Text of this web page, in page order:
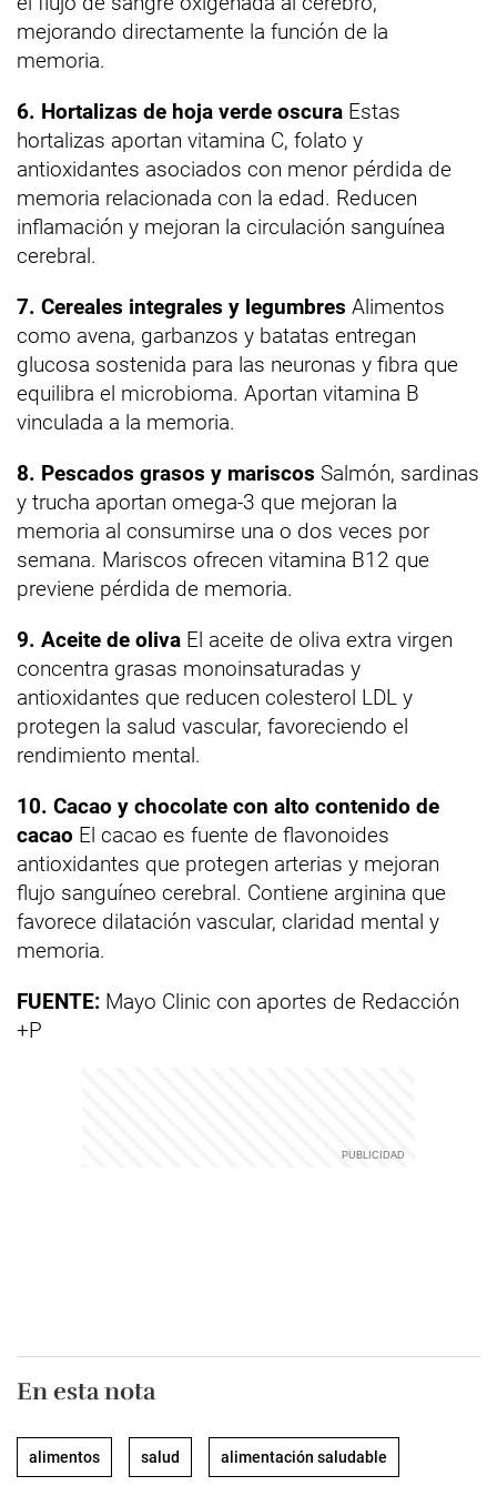
mejorando directamente la función de la
memoria.
6. Hortalizas de hoja verde oscura Estas
hortalizas aportan vitamina C, folato y
antioxidantes asociados con menor pérdida de
memoria relacionada con la edad. Reducen
inflamación y mejoran la circulación sanguínea
cerebral.
7. Cereales integrales y legumbres Alimentos
como avena, garbanzos y batatas entregan
glucosa sostenida para las neuronas y fibra que
equilibra el microbioma. Aportan vitamina B
vinculada a la memoria.
8. Pescados grasos y mariscos Salmón, sardinas
y trucha aportan omega-3 que mejoran la
memoria al consumirse una o dos veces por
semana. Mariscos ofrecen vitamina B12 que
previene pérdida de memoria.
9. Aceite de oliva El aceite de oliva extra virgen
concentra grasas monoinsaturadas y
antioxidantes que reducen colesterol LDL y
protegen la salud vascular, favoreciendo el
rendimiento mental.
10. Cacao y chocolate con alto contenido de
cacao El cacao es fuente de flavonoides
antioxidantes que protegen arterias y mejoran
flujo sanguíneo cerebral. Contiene arginina que
favorece dilatación vascular, claridad mental y
memoria.
FUENTE: Mayo Clinic con aportes de Redacción
+P
En esta nota
alimentos salud alimentación saludable